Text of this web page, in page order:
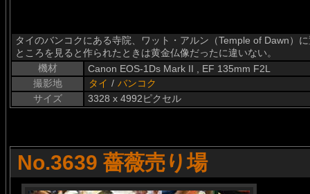
タイのバンコクにある寺院、ワット・アルン（Temple of Dawn）
ところを見ると作られたときは黄金仏像だったに違いない。
機材
Canon EOS-1Ds Mark II , EF 135mm F2L
撮影地
タイ / バンコク
サイズ
3328 x 4992ピクセル
No.3639 薔薇売り場